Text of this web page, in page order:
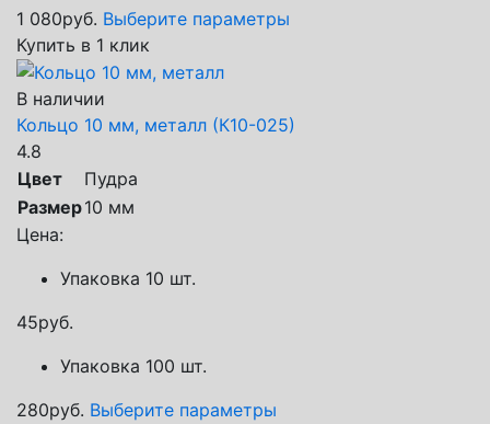
1 080руб. Выберите параметры
Купить в 1 клик
В наличии
Кольцо 10 мм, металл (К10-025)
4.8
Цвет
Пудра
Размер10 мм
Цена:
Упаковка 10 шт.
45руб.
Упаковка 100 шт.
280руб. Выберите параметры